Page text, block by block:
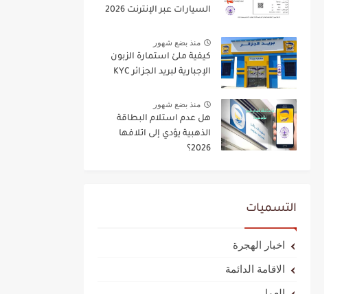
السيارات عبر الإنترنت 2026
منذ بضع شهور
كيفية ملئ استمارة الزبون
الإجبارية لبريد الجزائر KYC
منذ بضع شهور
هل عدم استلام البطاقة
الذهبية يؤدي إلى اتلافها
2026؟
التسميات
اخبار الهجرة
الاقامة الدائمة